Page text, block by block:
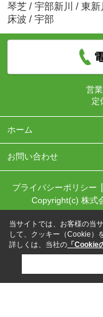
琴芝 / 宇部新川 / 東新
床波 / 宇部
営
定
ホーム
お問い合わせ
プライバシーポリシー
Copyright(c) 株式
当サイトでは、お客様の当
して、クッキー（Cookie）
詳しくは、当社の 「Cookie